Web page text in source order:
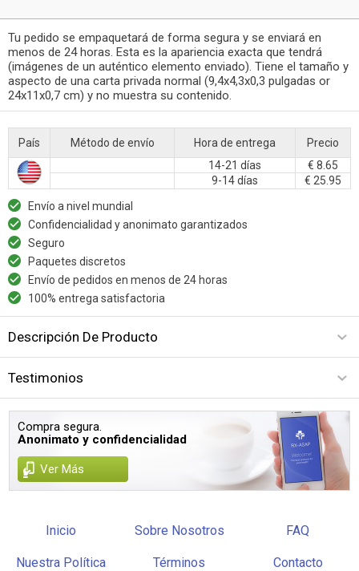
Tu pedido se empaquetará de forma segura y se enviará en
menos de 24 horas. Esta es la apariencia exacta que tendrá
(imágenes de un auténtico elemento enviado). Tiene el tamaño y
aspecto de una carta privada normal (9,4x4,3x0,3 pulgadas or
24x11x0,7 cm) y no muestra su contenido.
País Método de envío Hora de entrega
Precio
14-21 días
€ 8.65
9-14 días
€ 25.95
Envío a nivel mundial
Confidencialidad y anonimato garantizados
Seguro
Paquetes discretos
Envío de pedidos en menos de 24 horas
100% entrega satisfactoria
Descripción De Producto
Testimonios
Compra segura.
Anonimato y confidencialidad
Ver Más
Inicio Sobre Nosotros FAQ
Nuestra Política Términos Contacto